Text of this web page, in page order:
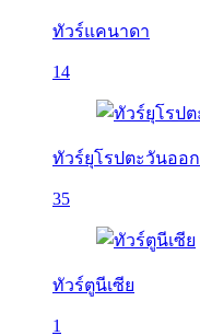
ทัวร์แคนาดา
14
ทัวร์ยุโรปตะวันออก
35
ทัวร์ตูนีเซีย
1